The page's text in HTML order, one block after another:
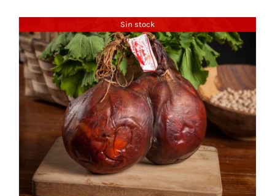
Sin stock